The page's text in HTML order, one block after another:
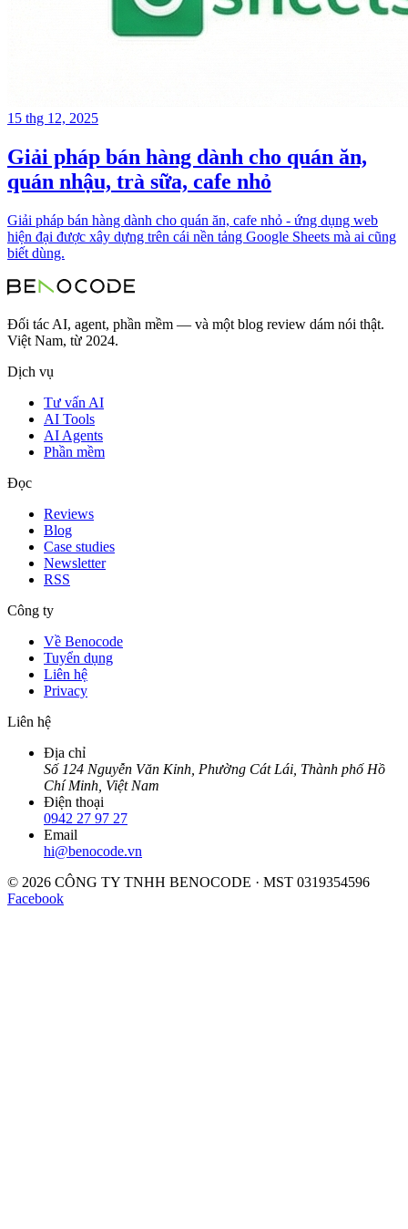
15 thg 12, 2025
Giải pháp bán hàng dành cho quán ăn,
quán nhậu, trà sữa, cafe nhỏ
Giải pháp bán hàng dành cho quán ăn, cafe nhỏ - ứng dụng web
hiện đại được xây dựng trên cái nền tảng Google Sheets mà ai cũng
biết dùng.
Đối tác AI, agent, phần mềm — và một blog review dám nói thật.
Việt Nam, từ 2024.
Dịch vụ
Tư vấn AI
AI Tools
AI Agents
Phần mềm
Đọc
Reviews
Blog
Case studies
Newsletter
RSS
Công ty
Về Benocode
Tuyển dụng
Liên hệ
Privacy
Liên hệ
Địa chỉ
Số 124 Nguyễn Văn Kỉnh, Phường Cát Lái, Thành phố Hồ
Chí Minh, Việt Nam
Điện thoại
0942 27 97 27
Email
hi@benocode.vn
© 2026 CÔNG TY TNHH BENOCODE · MST 0319354596
Facebook